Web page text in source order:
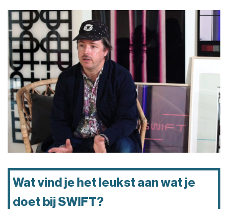
Wat vind je het leukst aan wat je
doet bij SWIFT?